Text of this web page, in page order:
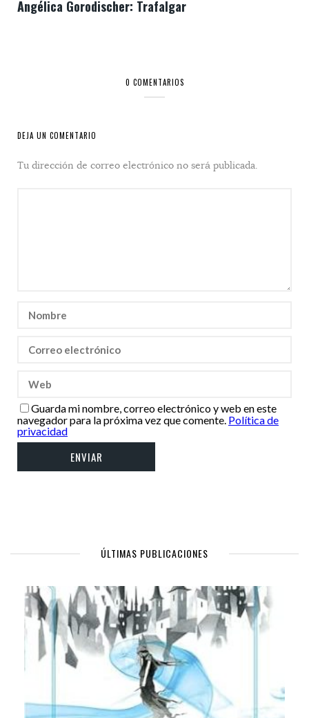
Angélica Gorodischer: Trafalgar
0 COMENTARIOS
DEJA UN COMENTARIO
Tu dirección de correo electrónico no será publicada.
Guarda mi nombre, correo electrónico y web en este
navegador para la próxima vez que comente. Política de
privacidad
ÚLTIMAS PUBLICACIONES